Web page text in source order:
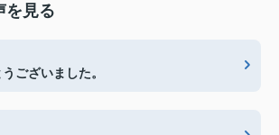
を見る
ございました。